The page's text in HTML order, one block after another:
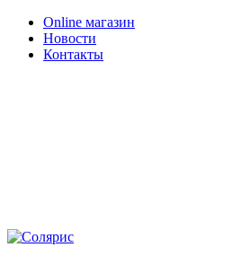
Online магазин
Новости
Контакты